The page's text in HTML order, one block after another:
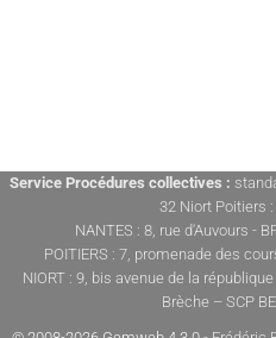
Service Procédures collectives :
32 Niort Poitiers
NANTES : 8, rue d'Auvours -
POITIERS : 7, promenade des
NIORT : 9, bis avenue de la
Brèche – SCP